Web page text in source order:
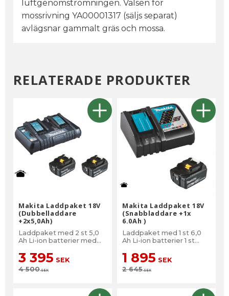
luftgenomströmningen. Valsen för
mossrivning YA00001317 (säljs separat)
avlägsnar gammalt gräs och mossa.
RELATERADE PRODUKTER
Makita Laddpaket 18V
(Dubbelladdare
+2x5,0Ah)
Laddpaket med 2 st 5,0
Ah Li-ion batterier med
2portsladdare DC18RD
3 395 SEK
4 500SEK
Makita Laddpaket 18V
(Snabbladdare +1x
6.0Ah )
Laddpaket med 1 st 6,0
Ah Li-ion batterier 1 st
1 895 SEK
2 645SEK